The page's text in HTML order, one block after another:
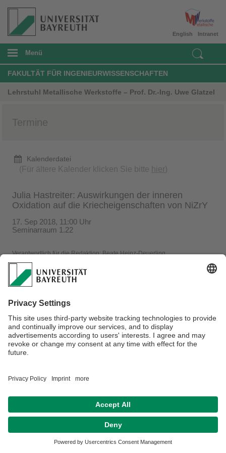
Intranet
English
Menü
FAKULTÄT FÜR INGENIEURWISSENSCHAFTEN
Lehrstuhl Metallische Werkstoffe – Prof. Dr.-Ing. Uwe Glatzel
Termine
Kalenderdatei
(Für ältere Kalender klicken Sie bitte hier)
Julia Hastreiter: Auswirkungen der inneren
Oxidation auf die Kriecheigenschaften von NiZrY
17. Sep 2018, 11:00 Uhr
Seminarraum 1.22
Verantwortlich für die Redaktion:Beate Heinz-Deuerling
Datenschutzerklärung Impressum Hausordnung Sitemap
Kontakt
Barrierefreiheitserklärung